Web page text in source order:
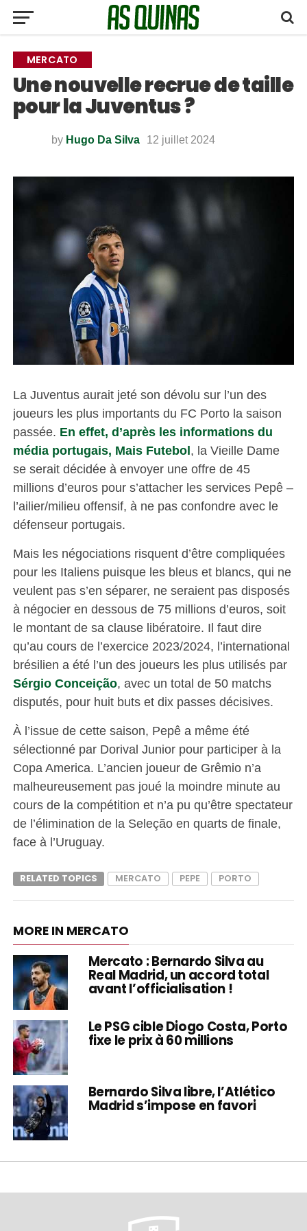
MERCATO
Une nouvelle recrue de taille
pour la Juventus ?
by Hugo Da Silva 12 juillet 2024
La Juventus aurait jeté son dévolu sur l’un des
joueurs les plus importants du FC Porto la saison
passée. En effet, d’après les informations du
média portugais, Mais Futebol, la Vieille Dame
se serait décidée à envoyer une offre de 45
millions d’euros pour s’attacher les services Pepê –
l’ailier/milieu offensif, à ne pas confondre avec le
défenseur portugais.
Mais les négociations risquent d’être compliquées
pour les Italiens puisque les bleus et blancs, qui ne
veulent pas s’en séparer, ne seraient pas disposés
à négocier en dessous de 75 millions d’euros, soit
le montant de sa clause libératoire. Il faut dire
qu’au cours de l’exercice 2023/2024, l’international
brésilien a été l’un des joueurs les plus utilisés par
Sérgio Conceição, avec un total de 50 matchs
disputés, pour huit buts et dix passes décisives.
À l’issue de cette saison, Pepê a même été
sélectionné par Dorival Junior pour participer à la
Copa America. L’ancien joueur de Grêmio n’a
malheureusement pas joué la moindre minute au
cours de la compétition et n’a pu qu’être spectateur
de l’élimination de la Seleção en quarts de finale,
face à l’Uruguay.
RELATED TOPICS MERCATO PEPE PORTO
MORE IN MERCATO
Mercato : Bernardo Silva au
Real Madrid, un accord total
avant l’officialisation !
Le PSG cible Diogo Costa, Porto
fixe le prix à 60 millions
Bernardo Silva libre, l’Atlético
Madrid s’impose en favori